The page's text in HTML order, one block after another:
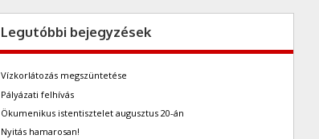
Legutóbbi bejegyzések
Vízkorlátozás megszüntetése
Pályázati felhívás
Ökumenikus istentisztelet augusztus 20-án
Nyitás hamarosan!